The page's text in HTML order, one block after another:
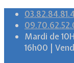
Mardi de
16h00 |